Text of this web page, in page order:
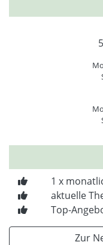
1 x
aktuelle
Top-
Zur